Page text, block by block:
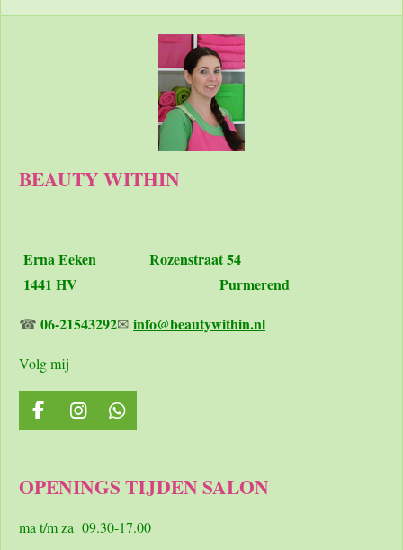
BEAUTY WITHIN
Erna Eeken Rozenstraat 54
1441 HV Purmerend
☎ 06-21543292✉ info@beautywithin.nl
Volg mij
F
a
b
o
I
n
a
r
W
h
s
p
OPENINGS TIJDEN SALON
ma t/m za 09.30-17.00